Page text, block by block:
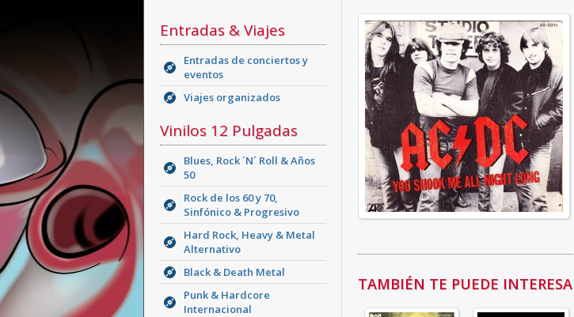
Entradas & Viajes
Entradas de conciertos y
eventos
Viajes organizados
Vinilos 12 Pulgadas
Blues, Rock ´N´ Roll & Años
50
Rock de los 60 y 70,
Sinfónico & Progresivo
Hard Rock, Heavy & Metal
Alternativo
Black & Death Metal
Punk & Hardcore
Internacional
TAMBIÉN TE PUEDE